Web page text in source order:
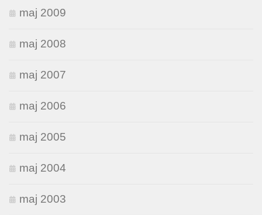
maj 2009
maj 2008
maj 2007
maj 2006
maj 2005
maj 2004
maj 2003